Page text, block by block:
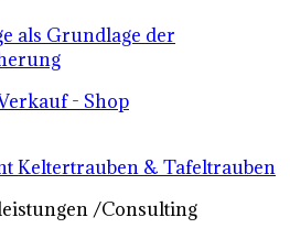
als Grundlage der
- Shop
Keltertrauben & Tafeltrauben
/Consulting